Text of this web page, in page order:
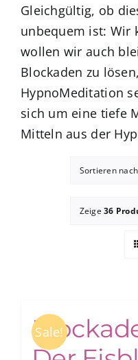
Gleichgültig, ob
unbequem ist: Wir
wollen wir auch
Blockaden zu
HypnoMeditation
sich um eine tiefe
Mitteln aus der
Sortieren nach
Zeige36
Sale!